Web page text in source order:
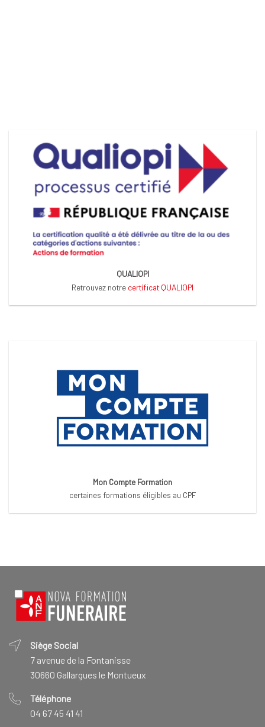
QUALIOPI
Retrouvez notre certificat QUALIOPI
Mon Compte Formation
certaines formations éligibles au CPF
Siège Social
7 avenue de la Fontanisse
30660 Gallargues le Montueux
Téléphone
04 67 45 41 41